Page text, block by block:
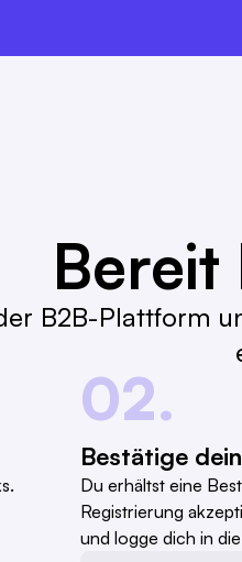
Bereit
B2B-Plattform
02.
Bestätige
Du erhältst eine
Registrierung
und logge dich in